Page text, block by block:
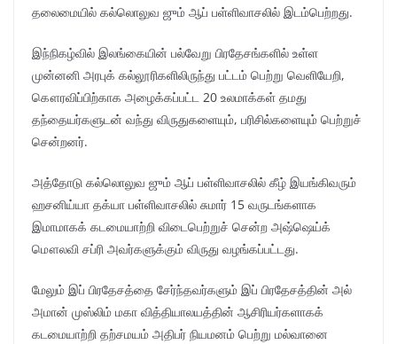
தலைமையில் கல்லொலுவ ஜும் ஆப் பள்ளிவாசலில் இடம்பெற்றது.
இந்நிகழ்வில் இலங்கையின் பல்வேறு பிரதேசங்களில் உள்ள
முன்னனி அரபுக் கல்லூரிகளிலிருந்து பட்டம் பெற்று வெளியேறி,
கௌரவிப்பிற்காக அழைக்கப்பட்ட 20 உலமாக்கள் தமது
தந்தையர்களுடன் வந்து விருதுகளையும், பரிசில்களையும் பெற்றுச்
சென்றனர்.
அத்தோடு கல்லொலுவ ஜும் ஆப் பள்ளிவாசலில் கீழ் இயங்கிவரும்
ஹசனிய்யா தக்யா பள்ளிவாசலில் சுமார் 15 வருடங்களாக
இமாமாகக் கடமையாற்றி விடைபெற்றுச் சென்ற அஷ்ஷெய்க்
மௌலவி சப்ரி அவர்களுக்கும் விருது வழங்கப்பட்டது.
மேலும் இப் பிரதேசத்தை சேர்ந்தவர்களும் இப் பிரதேசத்தின் அல்
அமான் முஸ்லிம் மகா வித்தியாலயத்தின் ஆசிரியர்களாகக்
கடமையாற்றி தற்சமயம் அதிபர் நியமனம் பெற்று மல்வானை